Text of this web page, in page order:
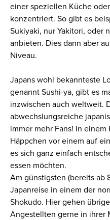
einer speziellen Küche
konzentriert. So gibt es
Sukiyaki, nur Yakitori, oder
anbieten. Dies dann aber
Niveau.
Japans wohl bekannteste
genannt Sushi-ya, gibt es
inzwischen auch weltweit.
abwechslungsreiche
immer mehr Fans! In
Häppchen vor einem auf
es sich ganz einfach
essen möchten.
Am günstigsten (bereits ab
Japanreise in einem der
Shokudo. Hier gehen
Angestellten gerne in ihrer